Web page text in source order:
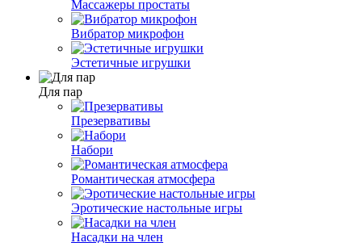
Массажеры простаты
Вибратор микрофон
Эстетичные игрушки
Для пар
Презервативы
Набори
Романтическая атмосфера
Эротические настольные игры
Насадки на член